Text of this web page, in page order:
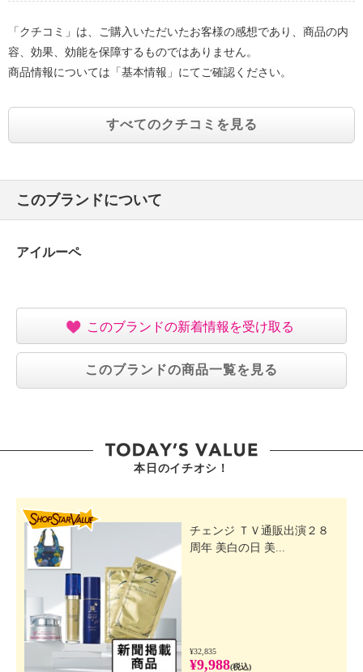
「クチコミ」は、ご購入いただいたお客様の感想であり、商品の内
容、効果、効能を保障するものではありません。
商品情報については「基本情報」にてご確認ください。
すべてのクチコミを見る
このブランドについて
アイルーペ
このブランドの新着情報を受け取る
このブランドの商品一覧を見る
本日のイチオシ！
チェンジ ＴＶ通販出演２８
周年 美白の日 美...
¥32,835
¥9,988(税込)